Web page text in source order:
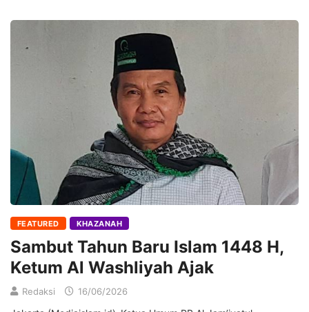
FEATURED KHAZANAH
Sambut Tahun Baru Islam 1448 H,
Ketum Al Washliyah Ajak
Redaksi 16/06/2026